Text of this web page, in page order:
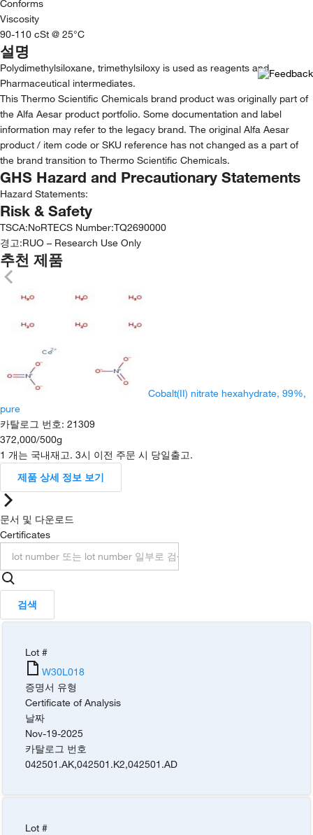
Conforms
Viscosity
90-110 cSt @ 25°C
설명
Polydimethylsiloxane, trimethylsiloxy is used as reagents and
Pharmaceutical intermediates.
This Thermo Scientific Chemicals brand product was originally part of
the Alfa Aesar product portfolio. Some documentation and label
information may refer to the legacy brand. The original Alfa Aesar
product / item code or SKU reference has not changed as a part of
the brand transition to Thermo Scientific Chemicals.
GHS Hazard and Precautionary Statements
Hazard Statements:
Risk & Safety
TSCA:NoRTECS Number:TQ2690000
경고:RUO – Research Use Only
추천 제품
Cobalt(II) nitrate hexahydrate, 99%,
pure
카탈로그 번호: 21309
372,000/500g
1 개는 국내재고. 3시 이전 주문 시 당일출고.
제품 상세 정보 보기
문서 및 다운로드
Certificates
검색
Lot #
W30L018
증명서 유형
Certificate of Analysis
날짜
Nov-19-2025
카탈로그 번호
042501.AK,042501.K2,042501.AD
Lot #